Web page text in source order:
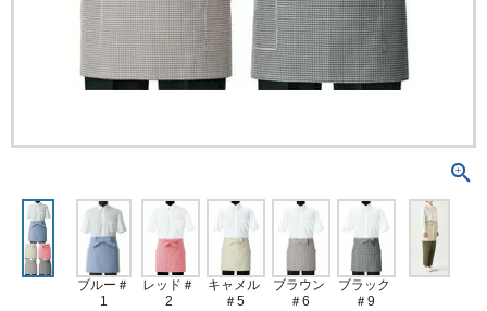
ブルー＃
1
レッド＃
2
キャメル
＃5
ブラウン
＃6
ブラック
＃9